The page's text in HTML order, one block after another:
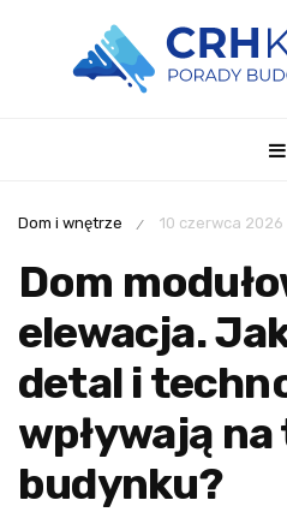
Dom i wnętrze / 10 czerwca 2026
Dom
elewacja.
detal i
wpływają
budynku?